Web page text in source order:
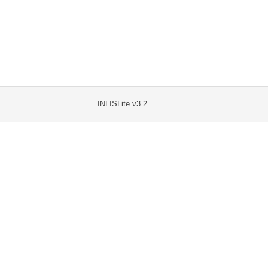
INLISLite v3.2